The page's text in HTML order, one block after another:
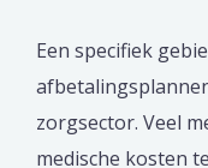
Een specifiek
zorgsector. Veel
medische kosten